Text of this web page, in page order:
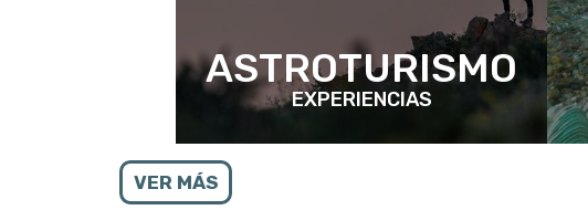
ASTROTURISMO
EXPERIENCIAS
VER MÁS